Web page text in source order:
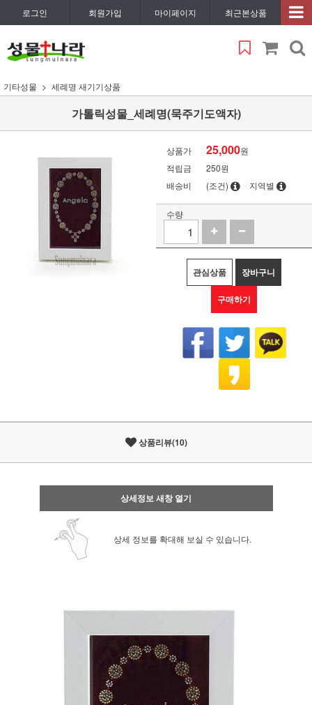
로그인 회원가입 마이페이지 최근본상품
기타성물 세례명 새기기상품
가톨릭성물_세례명(묵주기도액자)
상품가 25,000원
적립금
250원
배송비
(조건) 지역별
수량
관심상품 장바구니
구매하기
상품리뷰(10)
상세정보 새창 열기
상세 정보를 확대해 보실 수 있습니다.